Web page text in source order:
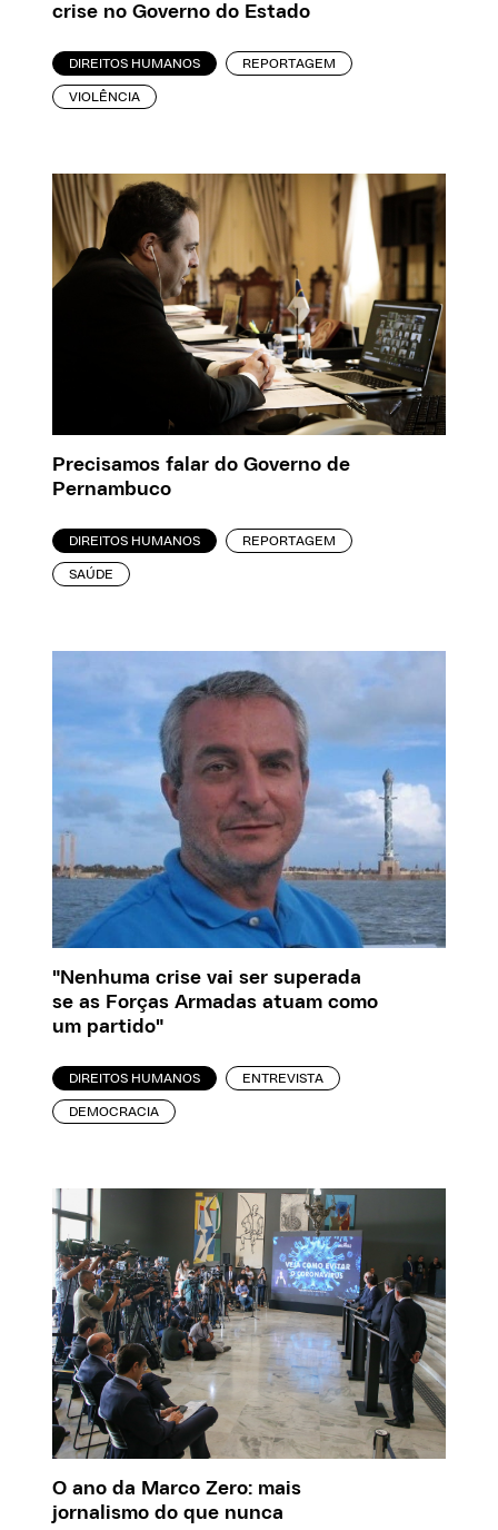
crise no Governo do Estado
DIREITOS HUMANOS REPORTAGEM
VIOLÊNCIA
Precisamos falar do Governo de
Pernambuco
DIREITOS HUMANOS REPORTAGEM
SAÚDE
"Nenhuma crise vai ser superada
se as Forças Armadas atuam como
um partido"
DIREITOS HUMANOS ENTREVISTA
DEMOCRACIA
O ano da Marco Zero: mais
jornalismo do que nunca